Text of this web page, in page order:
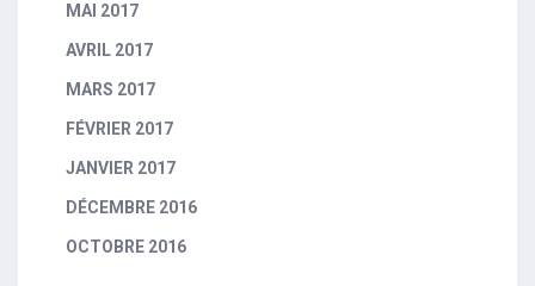
MAI 2017
AVRIL 2017
MARS 2017
FÉVRIER 2017
JANVIER 2017
DÉCEMBRE 2016
OCTOBRE 2016